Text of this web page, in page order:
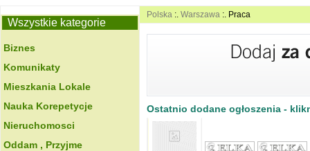
Wszystkie kategorie
Biznes
Komunikaty
Mieszkania Lokale
Nauka Korepetycje
Nieruchomosci
Oddam , Przyjme
Polska :. Warszawa :. Praca
Ostatnio dodane ogłoszenia -